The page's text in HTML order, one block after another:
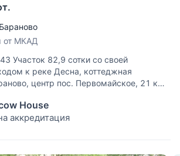
от МКАД
Участок 82,9 сотки со своей
к реке Десна, коттеджная
центр пос. Первомайское, 21 км
шоссе. Москва, Новомосковский
округ, Филимонковский район.
House
аккредитация